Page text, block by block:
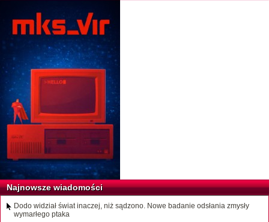
Najnowsze wiadomości
Dodo widział świat inaczej, niż sądzono. Nowe badanie odsłania zmysły
wymarłego ptaka